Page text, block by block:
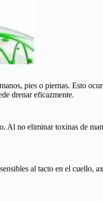
pies o piernas. Esto
drenar eficazmente.
no eliminar toxinas de
al tacto en el cuello,